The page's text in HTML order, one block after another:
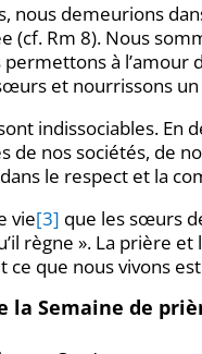
nous demeurions
(cf. Rm 8). Nous
à l’amour
et nourrissons
indissociables. En
de nos sociétés, de
le respect et la
vie[3] que les sœurs
règne ». La prière
ce que nous vivons
la Semaine de